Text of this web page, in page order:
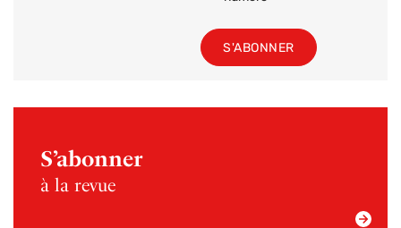
S'ABONNER
S’abonner
à la revue